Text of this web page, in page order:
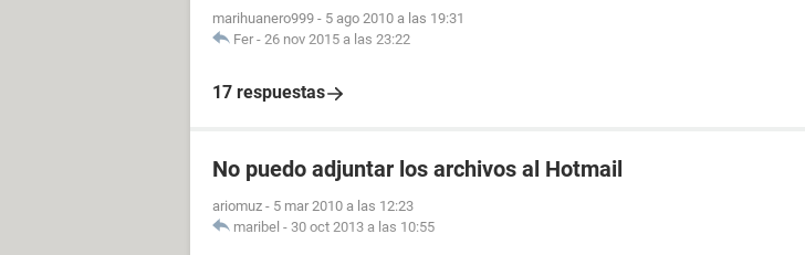
marihuanero999 - 5 ago 2010 a las 19:31
Fer - 26 nov 2015 a las 23:22
17 respuestas
No puedo adjuntar los archivos al Hotmail
ariomuz - 5 mar 2010 a las 12:23
maribel - 30 oct 2013 a las 10:55